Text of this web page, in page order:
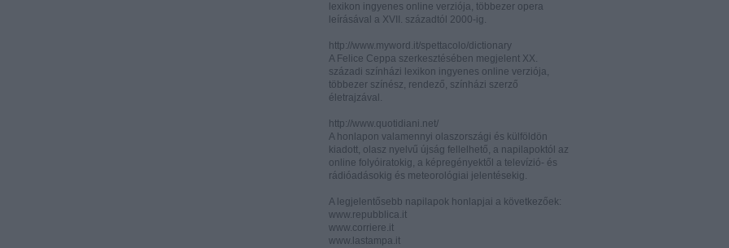
lexikon ingyenes online verziója, többezer opera
leírásával a XVII. századtól 2000-ig.
http://www.myword.it/spettacolo/dictionary
A Felice Ceppa szerkesztésében megjelent XX.
századi színházi lexikon ingyenes online verziója,
többezer színész, rendező, színházi szerző
életrajzával.
http://www.quotidiani.net/
A honlapon valamennyi olaszországi és külföldön
kiadott, olasz nyelvű újság fellelhető, a napilapoktól az
online folyóiratokig, a képregényektől a televízió- és
rádióadásokig és meteorológiai jelentésekig.
A legjelentősebb napilapok honlapjai a következőek:
www.repubblica.it
www.corriere.it
www.lastampa.it